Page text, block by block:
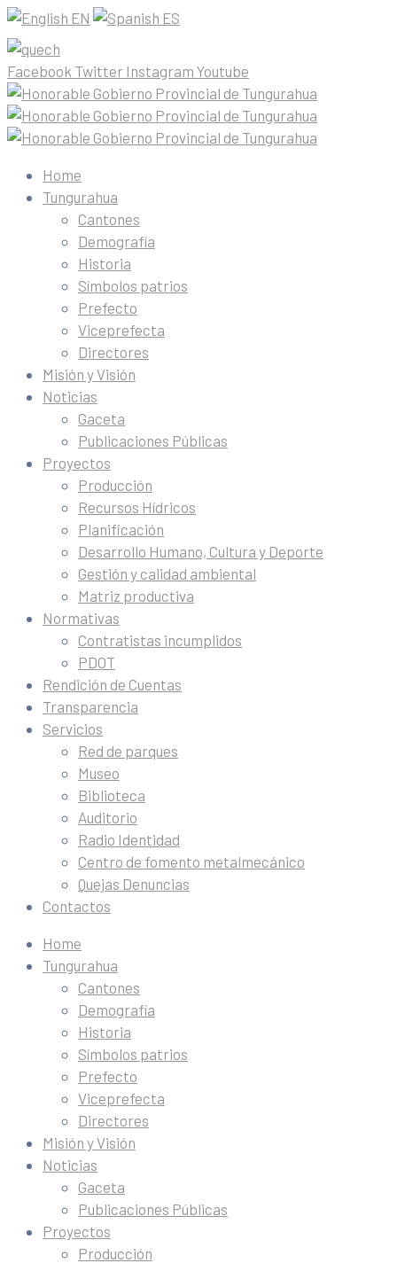
EN ES
Facebook Twitter Instagram Youtube
Home
Tungurahua
Cantones
Demografía
Historia
Símbolos patrios
Prefecto
Viceprefecta
Directores
Misión y Visión
Noticias
Gaceta
Publicaciones Públicas
Proyectos
Producción
Recursos Hídricos
Planificación
Desarrollo Humano, Cultura y Deporte
Gestión y calidad ambiental
Matriz productiva
Normativas
Contratistas incumplidos
PDOT
Rendición de Cuentas
Transparencia
Servicios
Red de parques
Museo
Biblioteca
Auditorio
Radio Identidad
Centro de fomento metalmecánico
Quejas Denuncias
Contactos
Home
Tungurahua
Cantones
Demografía
Historia
Símbolos patrios
Prefecto
Viceprefecta
Directores
Misión y Visión
Noticias
Gaceta
Publicaciones Públicas
Proyectos
Producción